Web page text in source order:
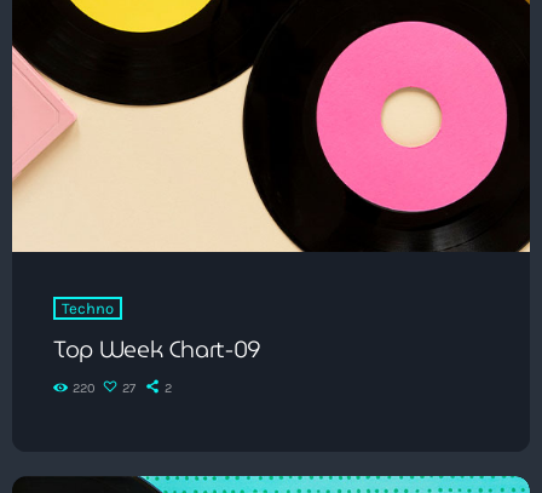
Techno
Top Week Chart-09
220 27 2